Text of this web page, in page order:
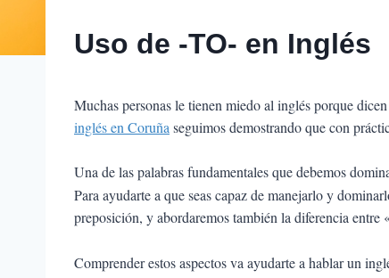
Uso de -TO- en Inglés
Muchas personas le tienen miedo al inglés porque
inglés en Coruñaseguimos demostrando que con
Una de las palabras fundamentales que debemos
Para ayudarte a que seas capaz de manejarlo y
preposición, y abordaremos también la diferencia entre
Comprender estos aspectos va ayudarte a hablar un